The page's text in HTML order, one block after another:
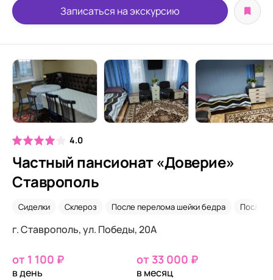
Записаться на экскурсию
4.0
Частный пансионат «Доверие»
Ставрополь
Сиделки Склероз После перелома шейки бедра После
г. Ставрополь, ул. Победы, 20А
от 1 100 ₽
в день
от 33 000 ₽
в месяц